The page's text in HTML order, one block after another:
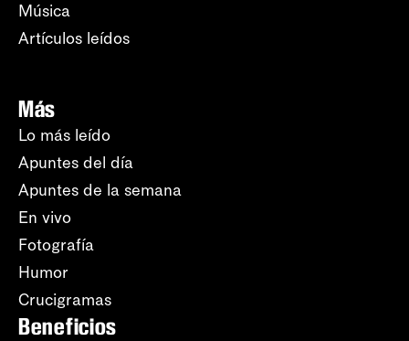
Música
Artículos leídos
Más
Lo más leído
Apuntes del día
Apuntes de la semana
En vivo
Fotografía
Humor
Crucigramas
Beneficios